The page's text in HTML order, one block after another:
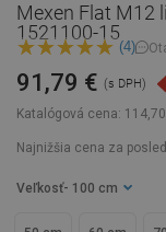
Mexen Flat M12
1521100-15
(4)
Katalógová cena:
91,79 € (s DPH)
Najnižšia cena za
Veľkosť - 100 cm